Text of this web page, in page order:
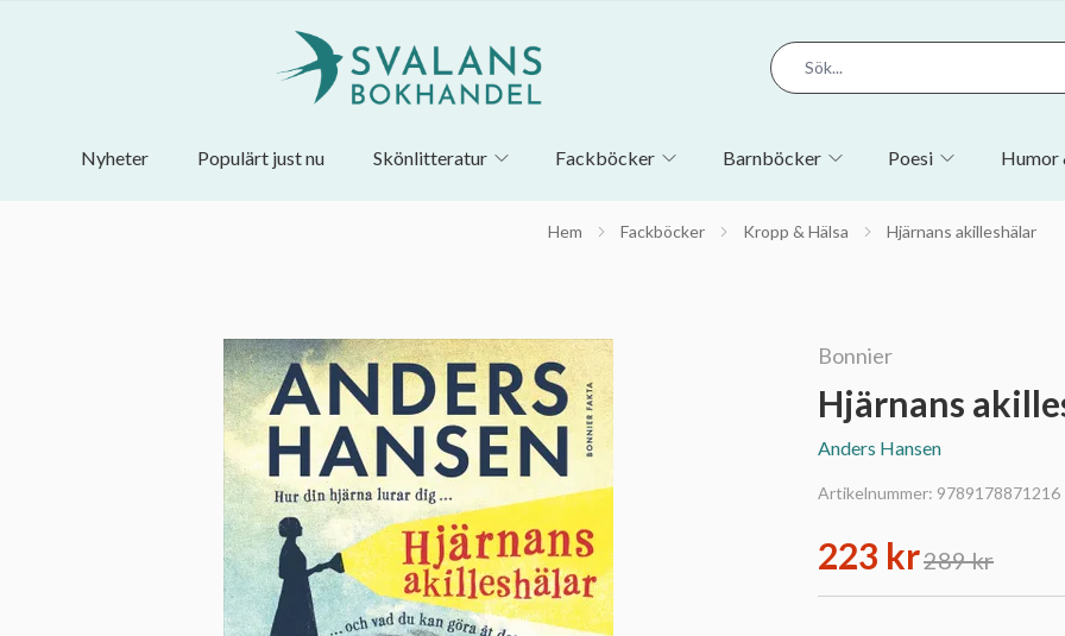
Nyheter Populärt just nu Skönlitteratur Fackböcker Barnböcker Poesi Humor
Hem Fackböcker Kropp & Hälsa Hjärnans akilleshälar
Bonnier
Hjärnans
Anders Hansen
Artikelnummer: 9789178871216
223 kr289 kr